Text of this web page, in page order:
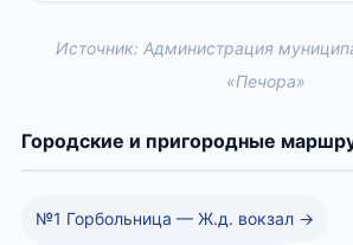
Источник: Администрация
«Печора»
Городские и пригородные
№1 Горбольница — Ж.д. вокзал →